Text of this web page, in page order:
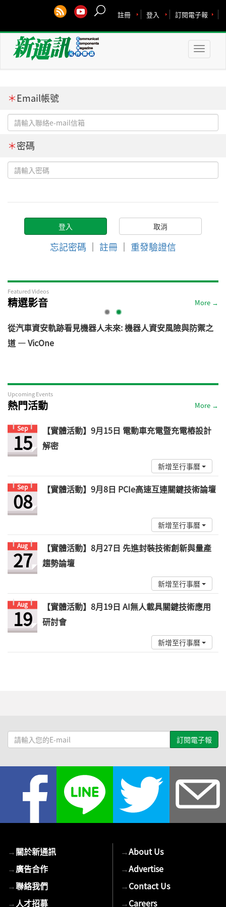
訂閱電子報
登入
註冊
Toggle
＊Email帳號
＊密碼
忘記密碼 ｜ 註冊 ｜ 重發驗證信
Featured Videos
精選影音 More →
從汽車資安軌跡看見機器人未來: 機器人資安風險與防禦之
道 — VicOne
Upcoming Events
熱門活動 More →
Sep
15
【實體活動】9月15日 電動車充電暨充電樁設計
解密
新增至行事曆
Sep
08 【實體活動】9月8日 PCIe高速互連關鍵技術論壇
新增至行事曆
Aug
27
【實體活動】8月27日 先進封裝技術創新與量產
趨勢論壇
新增至行事曆
Aug
19
【實體活動】8月19日 AI無人載具關鍵技術應用
研討會
新增至行事曆
請
輸
→關於新通訊
→廣告合作
→聯絡我們
→人才招募
→About Us
→Advertise
→Contact Us
→Careers